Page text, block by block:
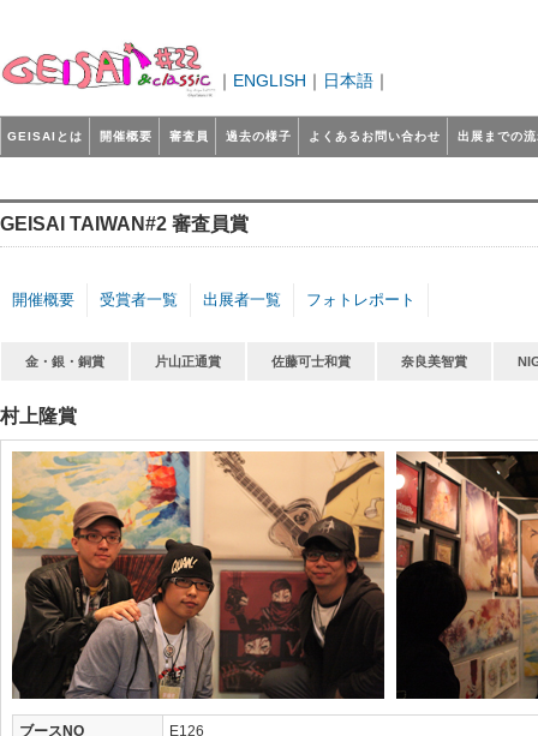
｜ ENGLISH ｜ 日本語 ｜
GEISAIとは 開催概要 審査員 過去の様子 よくあるお問い合わせ 出展までの
GEISAI TAIWAN#2 審査員賞
開催概要 受賞者一覧 出展者一覧 フォトレポート
金・銀・銅賞 片山正通賞 佐藤可士和賞 奈良美智賞
村上隆賞
ブースNO
E126